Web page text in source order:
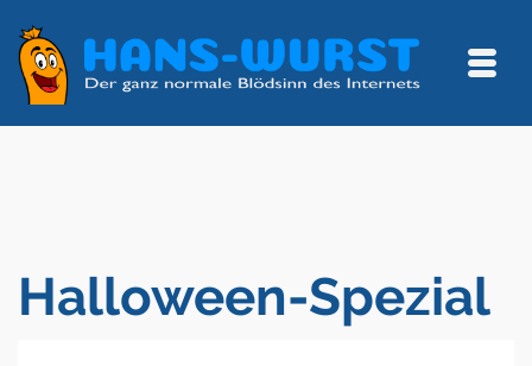
Halloween-Spezial